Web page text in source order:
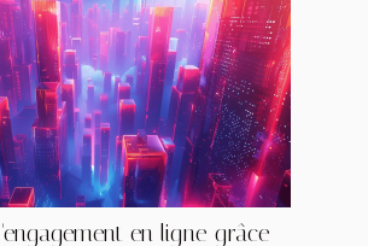
en ligne grâce